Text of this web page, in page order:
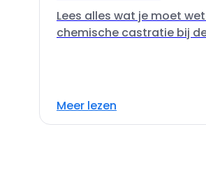
Lees alles wat je moet
chemische castratie bij
Meer lezen